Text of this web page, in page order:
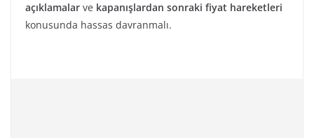
açıklamalar ve kapanışlardan sonraki fiyat hareketleri
konusunda hassas davranmalı.